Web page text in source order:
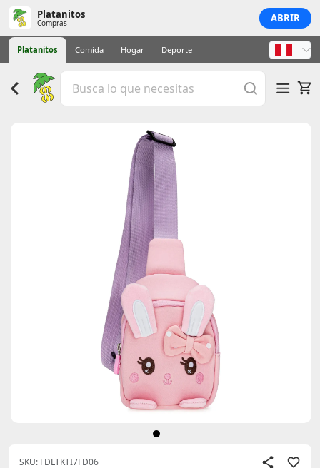
Platanitos
Compras ABRIR
Platanitos Comida Hogar Deporte
SKU: FDLTKTI7FD06